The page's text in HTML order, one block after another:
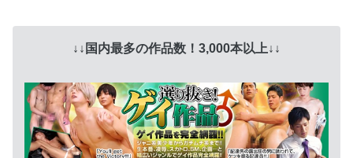
↓↓国内最多の作品数！3,000本以上↓↓